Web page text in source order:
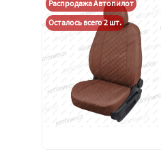
Распродажа Автопилот
Осталось всего 2 шт.